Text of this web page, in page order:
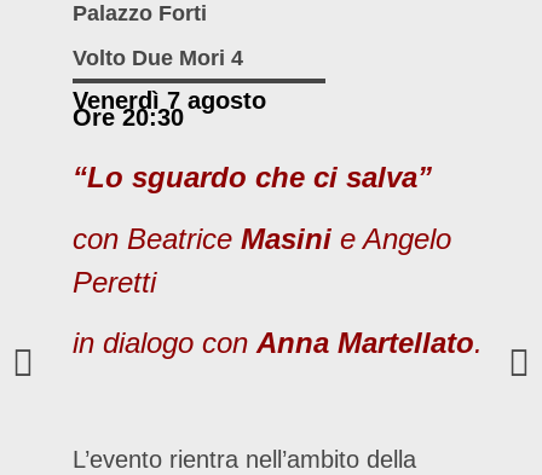
Palazzo Forti
Volto Due Mori 4
Venerdì 7 agosto
Ore 20:30
“Lo sguardo che ci salva”
con Beatrice Masini e Angelo
Peretti
in dialogo con Anna Martellato.
L’evento rientra nell’ambito della